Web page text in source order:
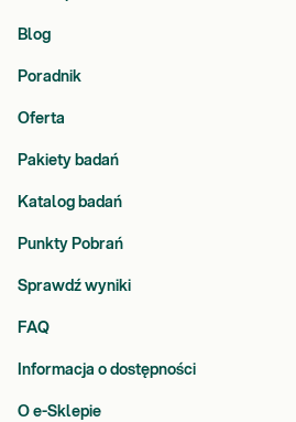
Blog
Poradnik
Oferta
Pakiety badań
Katalog badań
Punkty Pobrań
Sprawdź wyniki
FAQ
Informacja o dostępności
O e-Sklepie